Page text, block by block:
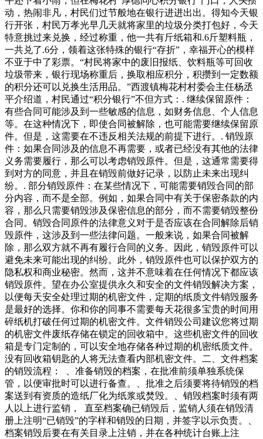
动，热闹非凡，村民们过节般地在银行进进出出。得知今天银
行开张，村民万孝光早几天就将家里的垃圾分类打包好，今天
特意挑过来兑换，经过称重，他一共有斤纸箱和.6斤塑料瓶，
一共兑了.6分，领着这张特殊的银行“存折”，幸福开心的模样
不亚于中了彩票。“村民将家中的废旧报纸、饮料瓶等可回收
垃圾带来，银行现场称重后，换取相应积分，积攒到一定数额
的积分还可以兑换生活用品。”西渡镇梅花村村委会主任杨丞
平介绍道，村民通过“积分银行”不但方式：. 继续保留原件：
有些合同可能涉及到一些敏感的信息，如财务信息、个人信息
等。在这种情况下，即使合同被解除，也可能需要继续保留原
件。但是，这需要在不违反相关法规的前提下进行。. 销毁原
件：如果合同涉及的信息不再需要，或者已经没有其他的法律
义务需要履行，那么可以考虑销毁原件。但是，这通常需要得
到对方的同意，并且在销毁前做好记录，以防止未来出现纠
纷。. 部分销毁原件：在某些情况下，可能需要销毁合同的部
分内容，而不是全部。例如，如果合同中有关于保密条款的内
容，那么只需要销毁涉及保密信息的部分，而不需要销毁整份
合同。销毁合同原件的法律意义对于是否应该在合同解除后销
毁原件，这涉及到一些法律问题。一般来说，如果合同被解
除，那么双方就不再有履行合同的义务。因此，销毁原件可以
避免未来可能出现的纠纷。此外，销毁原件也可以保护双方的
隐私权和商业秘密。然而，这并不意味着在任何情况下都应该
销毁原件。望在办公室提供永久和安全的文件销毁解决方案，
以便每天安全处理过期的机密文件，定期的纸质文件销毁服务
是最好的选择。你和你的同事不需要每天花很多宝贵的时间用
碎纸机打破任何过期的机密文件。文件销毁公司建议您将过期
的机密文件废纸存储在锁定的回收箱中。这些机密文件的回收
箱是专门定制的，可以安全地存储各种过期的机密纸质文件。
没有回收箱钥匙的人将无法查看内部机密文件。二、文件档案
的销毁流程： 、准备销毁的档案，在批准前须单独系统保
管，以便审批时可以进行备查。、批准之后须要将待销毁的档
案送到有资质的造纸厂化为纸浆或焚毁。、销毁档案时须有两
人以上进行监销， 直至档案确已销毁后，监销人须在销毁清
册上注明“已销毁”的字样和销毁的日期，并签字以示负责。、
档案销毁后要在有关目录上注销，并在各种统计台账上注